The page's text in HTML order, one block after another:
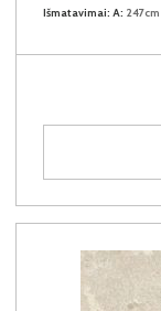
Išmatavimai: A: 247cm